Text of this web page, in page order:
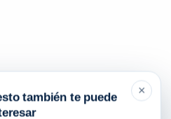
C Shelo Nabel’:
×
también te puede